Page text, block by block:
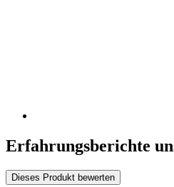
Erfahrungsberichte
Dieses Produkt bewerten